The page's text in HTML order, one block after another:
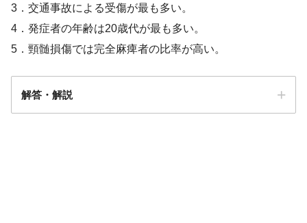
3．交通事故による受傷が最も多い。
4．発症者の年齢は20歳代が最も多い。
5．頸髄損傷では完全麻痺者の比率が高い。
解答・解説